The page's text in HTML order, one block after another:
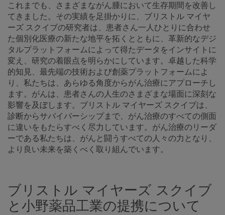
これまでも、さまざまながん腫において生存期間を改善し
てきました。その実績を足掛かりに、ブリストル マイヤ
ーズ スクイブの研究者は、患者さん一人ひとりに合わせ
た個別化医療の新たな地平を拓くとともに、革新的なデジ
タルプラットフォームによって得たデータをインサイトに
変え、研究の着眼点を明らかにしています。卓越した科学
的知見、最先端の技術および創薬プラットフォームによ
り、私たちは、あらゆる角度からがん治療にアプローチし
ます。がんは、患者さんの人生のさまざまな場面に深刻な
影響を及ぼします。ブリストル マイヤーズ スクイブは、
診断からサバイバーシップまで、がん治療のすべての側面
に違いをもたらすべく尽力しています。がん治療のリーダ
ーである私たちは、がんと闘うすべての人々の力となり、
より良い未来を築くべく取り組んでいます。
ブリストル マイヤーズ スクイブ
と小野薬品工業の提携について